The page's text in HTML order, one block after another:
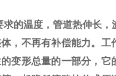
的温度，管道热伸长，
，不再有补偿能力。工
变形总量的一部分，它